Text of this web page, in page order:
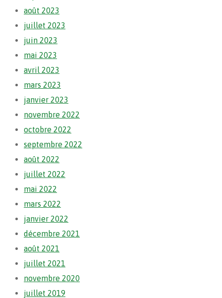
août 2023
juillet 2023
juin 2023
mai 2023
avril 2023
mars 2023
janvier 2023
novembre 2022
octobre 2022
septembre 2022
août 2022
juillet 2022
mai 2022
mars 2022
janvier 2022
décembre 2021
août 2021
juillet 2021
novembre 2020
juillet 2019